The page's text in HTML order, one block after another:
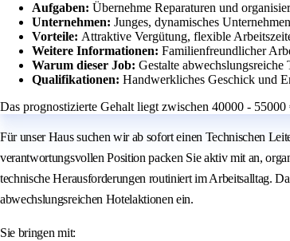
Aufgaben: Übernehme Reparaturen und
Unternehmen: Junges, dynamisches
Vorteile: Attraktive Vergütung, flexible
Weitere Informationen: Familienfreundlicher
Warum dieser Job: Gestalte
Qualifikationen: Handwerkliches Geschick und
Das prognostizierte Gehalt liegt zwischen 40000 - 55000
Für unser Haus suchen wir ab sofort einen Technischen
verantwortungsvollen Position packen Sie aktiv mit an,
technische Herausforderungen routiniert im Arbeitsalltag.
abwechslungsreichen Hotelaktionen ein.
Sie bringen mit: